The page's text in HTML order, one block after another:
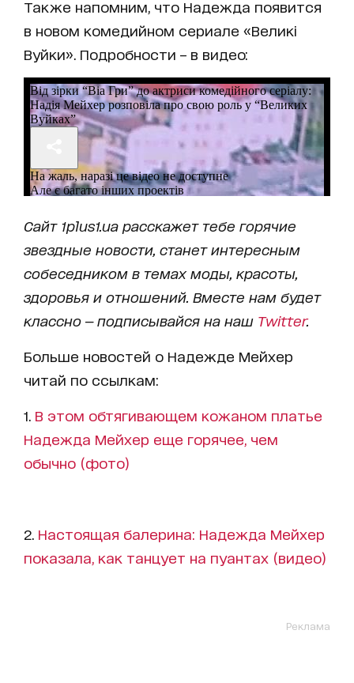
Также напомним, что Надежда появится
в новом комедийном сериале «Великі
Вуйки». Подробности – в видео:
Сайт 1plus1.ua расскажет тебе горячие
звездные новости, станет интересным
собеседником в темах моды, красоты,
здоровья и отношений. Вместе нам будет
классно — подписывайся на наш Twitter.
Больше новостей о Надежде Мейхер
читай по ссылкам:
1. В этом обтягивающем кожаном платье
Надежда Мейхер еще горячее, чем
обычно (фото)
2. Настоящая балерина: Надежда Мейхер
показала, как танцует на пуантах (видео)
Реклама